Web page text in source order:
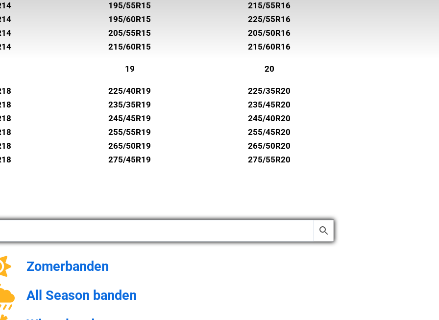
195/55R15
195/60R15
205/55R15
215/60R15
215/55R16
225/55R16
205/50R16
215/60R16
19
225/40R19
235/35R19
245/45R19
255/55R19
265/50R19
275/45R19
20
225/35R20
235/45R20
245/40R20
255/45R20
265/50R20
275/55R20
Zomerbanden
All Season banden